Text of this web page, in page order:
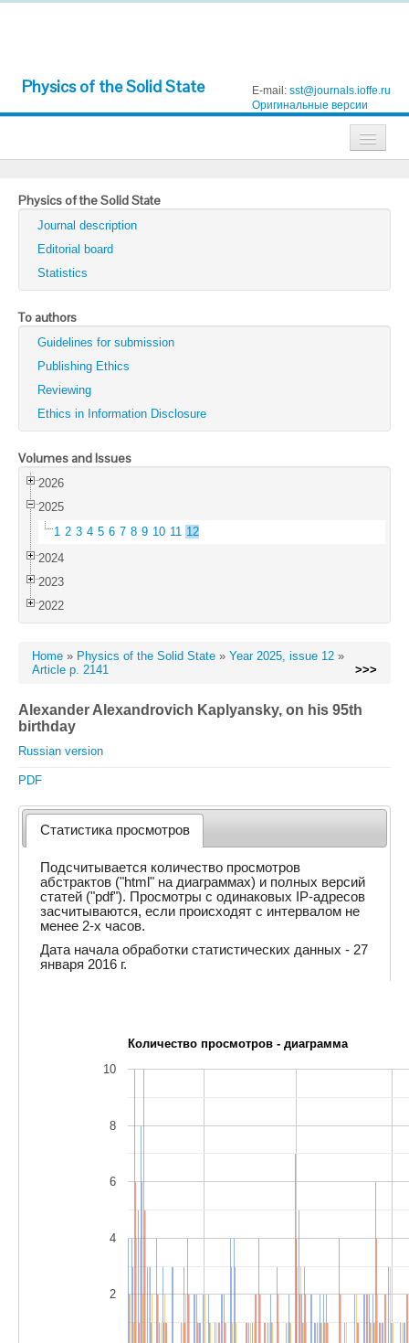
Physics of the Solid State E-mail: sst@journals.ioffe.ru
Оригинальные версии
Technical Physics
Technical Physics Letters
Physics of the Solid State
Semiconductors
Optics and Spectroscopy
Search
Physics of the Solid State
Journal description
Editorial board
Statistics
To authors
Guidelines for submission
Publishing Ethics
Reviewing
Ethics in Information Disclosure
Volumes and Issues
2026
2025
1 2 3 4 5 6 7 8 9 10 11 12
2024
2023
2022
Home » Physics of the Solid State » Year 2025, issue 12 »
Article p. 2141
>>>
Alexander Alexandrovich Kaplyansky, on his 95th
birthday
Russian version
PDF
Статистика просмотров
Подсчитывается количество просмотров
абстрактов ("html" на диаграммах) и полных версий
статей ("pdf"). Просмотры с одинаковых IP-адресов
засчитываются, если происходят с интервалом не
менее 2-х часов.
Дата начала обработки статистических данных - 27
января 2016 г.
Количество просмотров - диаграмма
2
4
6
8
10